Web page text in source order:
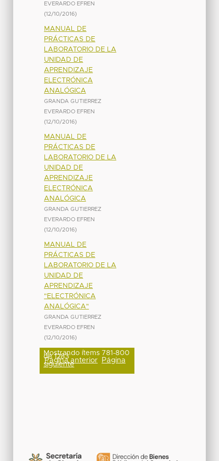
EVERARDO EFREN
(12/10/2016)
MANUAL DE
PRÁCTICAS DE
LABORATORIO DE LA
UNIDAD DE
APRENDIZAJE
ELECTRÓNICA
ANALÓGICA
GRANDA GUTIERREZ
EVERARDO EFREN
(12/10/2016)
MANUAL DE
PRÁCTICAS DE
LABORATORIO DE LA
UNIDAD DE
APRENDIZAJE
ELECTRÓNICA
ANALÓGICA
GRANDA GUTIERREZ
EVERARDO EFREN
(12/10/2016)
MANUAL DE
PRÁCTICAS DE
LABORATORIO DE LA
UNIDAD DE
APRENDIZAJE
"ELECTRÓNICA
ANALÓGICA"
GRANDA GUTIERREZ
EVERARDO EFREN
(12/10/2016)
Mostrando ítems 781-800
de 1283
Página anterior Página
siguiente